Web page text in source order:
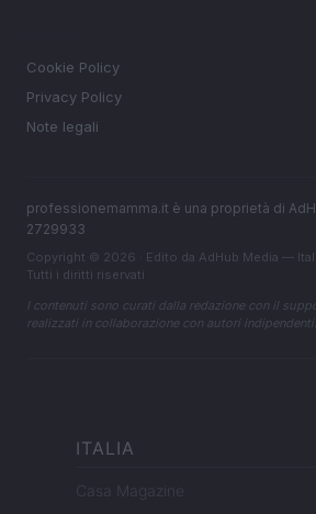
Cookie Policy
Privacy Policy
Note legali
professionemamma.it è una proprietà di
2729933
Copyright © 2026 · Edito da AdHub Media —
Tutti i diritti riservati
I contenuti sono curati dalla redazione con il
realizzati in collaborazione con autori indipendenti.
ITALIA
Casa Magazine